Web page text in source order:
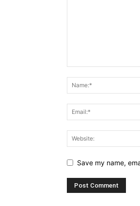
Save my name,